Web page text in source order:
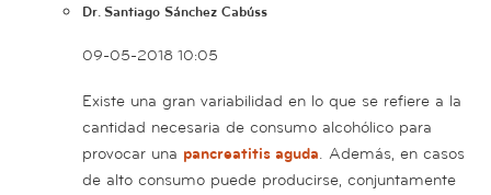
Dr. Santiago Sánchez Cabúss
09-05-2018 10:05
Existe una gran variabilidad en lo que se refiere a la
cantidad necesaria de consumo alcohólico para
provocar una pancreatitis aguda. Además, en casos
de alto consumo puede producirse, conjuntamente